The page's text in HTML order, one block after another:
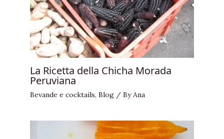
La Ricetta della Chicha Morada
Peruviana
Bevande e cocktails, Blog / ByAna